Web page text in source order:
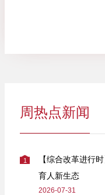
周热点新闻
1
【综合改革进行
育人新生态
2026-07-31